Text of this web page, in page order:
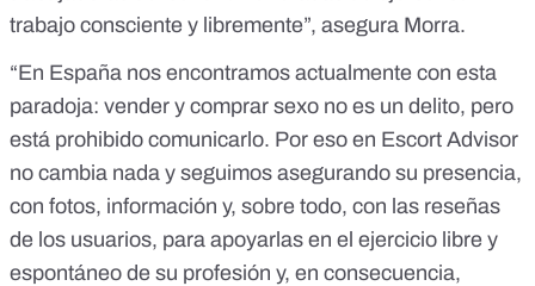
trabajo consciente y libremente”, asegura Morra.
“En España nos encontramos actualmente con esta
paradoja: vender y comprar sexo no es un delito, pero
está prohibido comunicarlo. Por eso en Escort Advisor
no cambia nada y seguimos asegurando su presencia,
con fotos, información y, sobre todo, con las reseñas
de los usuarios, para apoyarlas en el ejercicio libre y
espontáneo de su profesión y, en consecuencia,